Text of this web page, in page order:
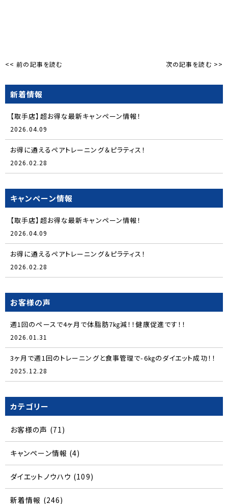
<< 前の記事を読む 次の記事を読む >>
新着情報
【取手店】超お得な最新キャンペーン情報！
2026.04.09
お得に通えるペアトレーニング＆ピラティス！
2026.02.28
キャンペーン情報
【取手店】超お得な最新キャンペーン情報！
2026.04.09
お得に通えるペアトレーニング＆ピラティス！
2026.02.28
お客様の声
週1回のペースで4ヶ月で体脂肪7㎏減！！健康促進です！！
2026.01.31
3ヶ月で週1回のトレーニングと食事管理で-6㎏のダイエット成功！！
2025.12.28
カテゴリー
お客様の声 (71)
キャンペーン情報 (4)
ダイエットノウハウ (109)
新着情報 (246)